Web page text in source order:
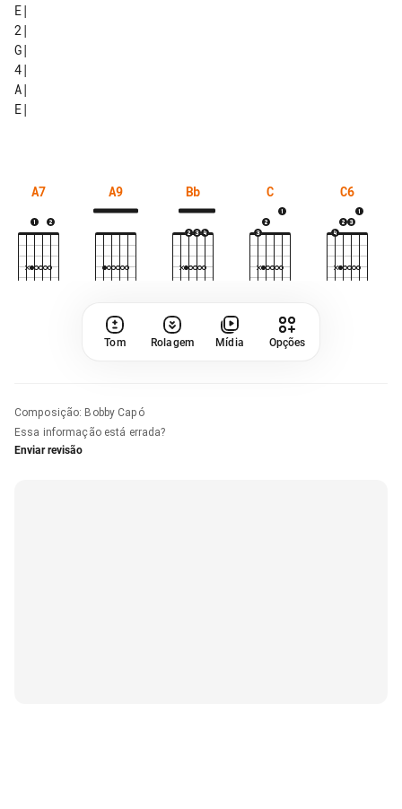
E|
2|
G|
4|
A|
A7 A9 Bb C C6
Tom Rolagem Mídia Opções
Composição: Bobby Capó
Essa informação está errada?
Enviar revisão